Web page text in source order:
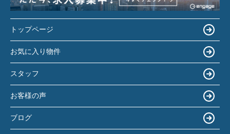
トップページ
お気に入り物件
スタッフ
お客様の声
ブログ